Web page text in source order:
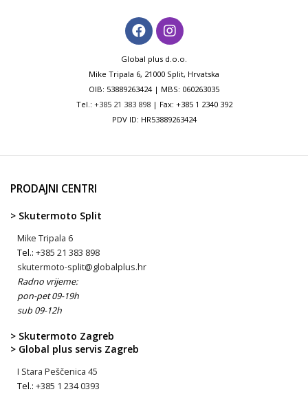
Global plus d.o.o.
Mike Tripala 6, 21000 Split, Hrvatska
OIB: 53889263424 | MBS: 060263035
Tel.: +385 21 383 898| Fax: +385 1 2340 392
PDV ID: HR53889263424
PRODAJNI CENTRI
> Skutermoto Split
Mike Tripala 6
Tel.: +385 21 383 898
skutermoto-split@globalplus.hr
Radno vrijeme:
pon-pet 09-19h
sub 09-12h
> Skutermoto Zagreb
> Global plus servis Zagreb
I Stara Peščenica 45
Tel.: +385 1 234 0393